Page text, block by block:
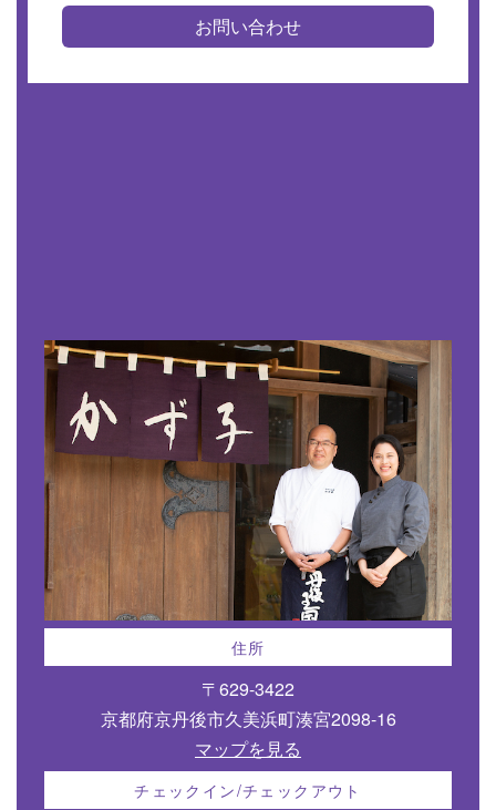
お問い合わせ
住所
〒629-3422
京都府京丹後市久美浜町湊宮2098-16
マップを見る
チェックイン/チェックアウト